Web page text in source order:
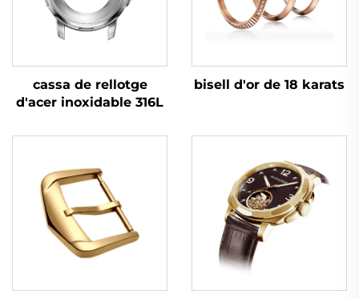
cassa de rellotge
d'acer inoxidable 316L
bisell d'or de 18 karats